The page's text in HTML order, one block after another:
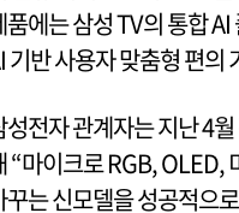
에는 삼성 TV의 통합 AI
기반 사용자 맞춤형 편의
성전자 관계자는 지난 4
“마이크로 RGB, OLED,
꾸는 신모델을 성공적으